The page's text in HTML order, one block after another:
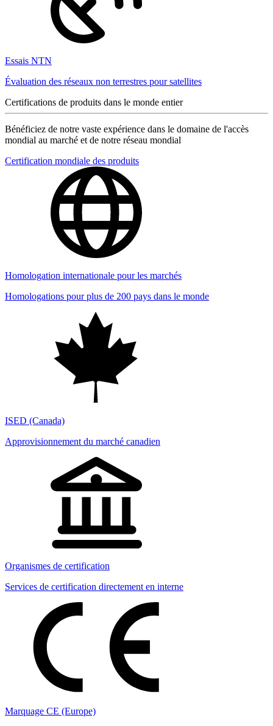
Essais NTN
Évaluation des réseaux non terrestres pour satellites
Certifications de produits dans le monde entier
Bénéficiez de notre vaste expérience dans le domaine de l'accès
mondial au marché et de notre réseau mondial
Certification mondiale des produits
Homologation internationale pour les marchés
Homologations pour plus de 200 pays dans le monde
ISED (Canada)
Approvisionnement du marché canadien
Organismes de certification
Services de certification directement en interne
Marquage CE (Europe)